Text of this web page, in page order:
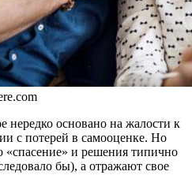
нередко основано на жалости к
с потерей в самооценке. Но
«спасение» и решения типично
бы), а отражают свое